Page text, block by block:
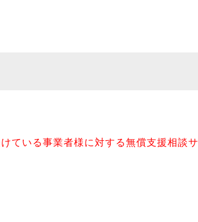
ている事業者様に対する無償支援相談